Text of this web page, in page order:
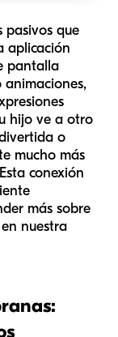
pasivos que
aplicación
pantalla
animaciones,
hijo ve a otro
o
mucho más
conexión
más sobre
nuestra